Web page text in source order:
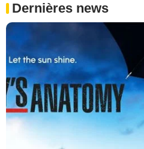
Dernières news